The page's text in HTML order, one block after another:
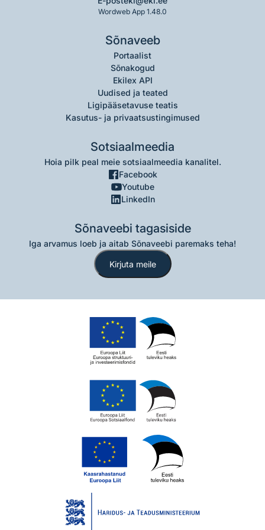
Wordweb App 1.48.0
Sõnaveeb
Portaalist
Sõnakogud
Ekilex API
Uudised ja teated
Ligipääsetavuse teatis
Kasutus- ja privaatsustingimused
Sotsiaalmeedia
Hoia pilk peal meie sotsiaalmeedia kanalitel.
Facebook
Youtube
LinkedIn
Sõnaveebi tagasiside
Iga arvamus loeb ja aitab Sõnaveebi paremaks teha!
Kirjuta meile